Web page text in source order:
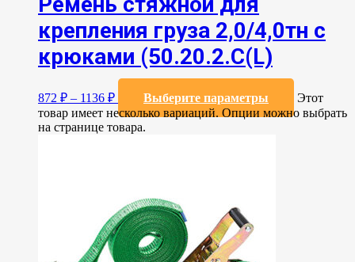
крепления груза 2,0/4,0тн с
крюками (50.20.2.C(L)
872 ₽ – 1136 ₽ Выберите параметры
Этот
товар имеет несколько вариаций. Опции можно выбрать
на странице товара.